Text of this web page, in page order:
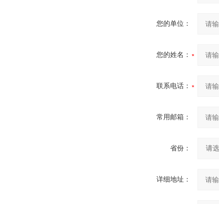
您的单位：
您的姓名：
联系电话：
常用邮箱：
省份：
详细地址：